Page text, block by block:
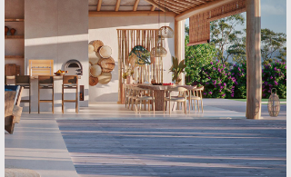
OUTEIRO DAS BRISAS